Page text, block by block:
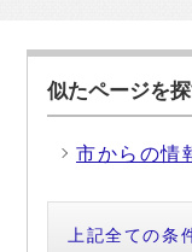
似たページを
市からの情
上記全ての条